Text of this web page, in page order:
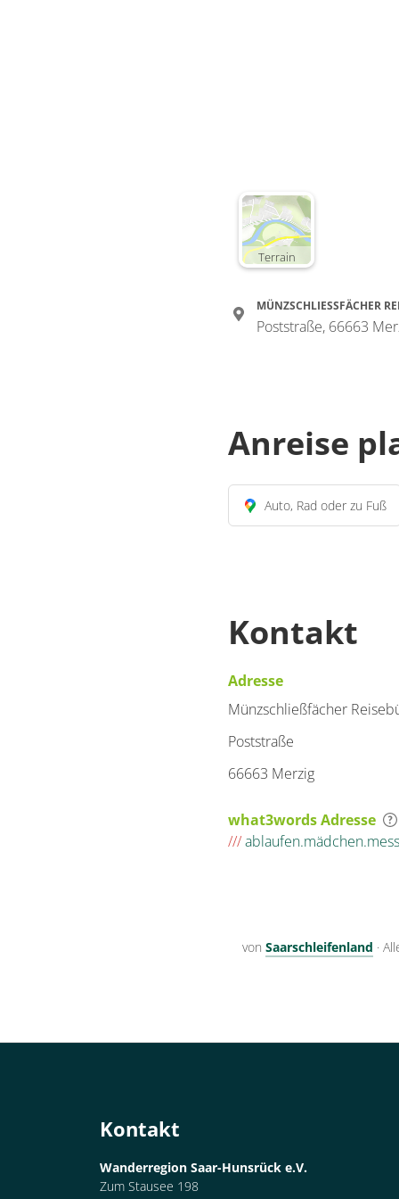
Terrain
MÜNZSCHLIESSFÄCHER
Poststraße, 66663
Anreise
Auto, Rad oder zu Fuß
Kontakt
Adresse
Münzschließfächer
Poststraße
66663 Merzig
what3words Adresse
///
von Saarschleifenland ·
Kontakt
Wanderregion Saar-Hunsrück e.V.
Zum Stausee 198